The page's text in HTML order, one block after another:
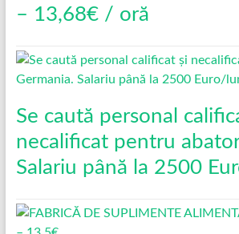
– 13,68€ / oră
Se caută personal
necalificat pentru
Salariu până la 2500